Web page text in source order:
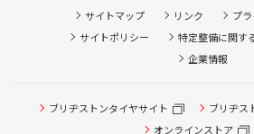
サイトマップ リンク
プ
サイトポリシー
特定整備に関す
企業情報
ブリヂストンタイヤサイト
ブリヂス
オンラインストア
タイヤ点検・安全点検/タイヤ履き替
ピット作業の予約